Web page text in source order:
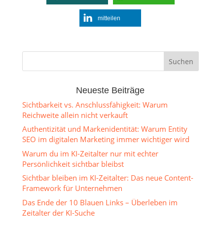
mitteilen
Neueste Beiträge
Sichtbarkeit vs. Anschlussfähigkeit: Warum
Reichweite allein nicht verkauft
Authentizität und Markenidentität: Warum Entity
SEO im digitalen Marketing immer wichtiger wird
Warum du im KI-Zeitalter nur mit echter
Persönlichkeit sichtbar bleibst
Sichtbar bleiben im KI-Zeitalter: Das neue Content-
Framework für Unternehmen
Das Ende der 10 Blauen Links – Überleben im
Zeitalter der KI-Suche